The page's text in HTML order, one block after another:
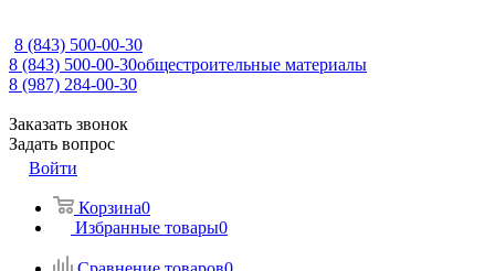
8 (843) 500-00-30
8 (843) 500-00-30общестроительные материалы
8 (987) 284-00-30
Заказать звонок
Задать вопрос
Войти
Корзина0
Избранные товары0